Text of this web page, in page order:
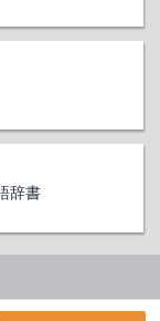
辞書